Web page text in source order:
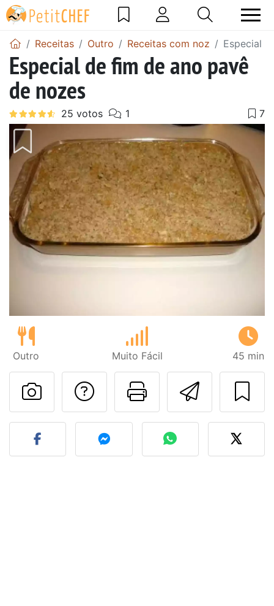
Receitas Outro Receitas com noz Especial
Especial de fim de ano pavê
de nozes
Outro Muito Fácil 45 min
Imprima
Falar com o autor
Fez esta receita?